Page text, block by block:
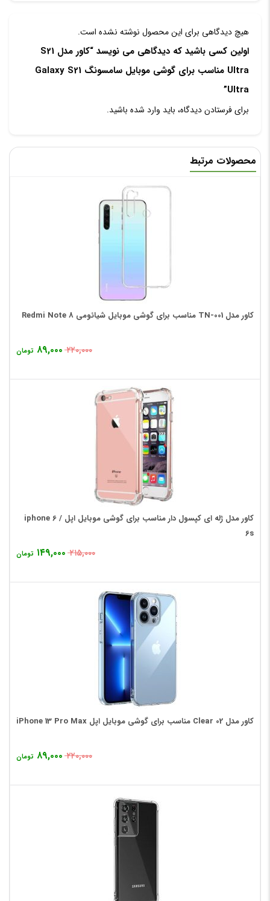
هیچ دیدگاهی برای این محصول نوشته نشده است.
اولین کسی باشید که دیدگاهی می نویسد “کاور مدل S21
Ultra مناسب برای گوشی موبایل سامسونگ Galaxy S21
Ultra”
برای فرستادن دیدگاه، باید وارد شده باشید.
محصولات مرتبط
کاور مدل TN-001 مناسب برای گوشی موبایل شیائومی Redmi Note 8
۲۲۰,۰۰۰ ۸۹,۰۰۰ تومان
کاور مدل ژله ای کپسول دار مناسب برای گوشی موبایل اپل iphone 6 /
6s
۲۱۵,۰۰۰ ۱۴۹,۰۰۰ تومان
کاور مدل Clear 02 مناسب برای گوشی موبایل اپل iPhone 13 Pro Max
۲۲۰,۰۰۰ ۸۹,۰۰۰ تومان